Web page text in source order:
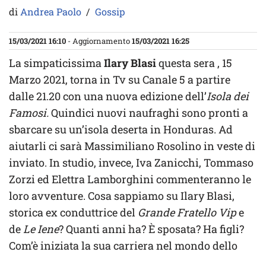
diAndrea Paolo Gossip
15/03/2021 16:10 - Aggiornamento15/03/2021 16:25
La simpaticissimaIlary Blasiquesta sera , 15
Marzo 2021, torna in Tv su Canale 5 a partire
dalle 21.20 con una nuova edizione dell’Isola dei
Famosi.Quindici nuovi naufraghi sono pronti a
sbarcare su un’isola deserta in Honduras. Ad
aiutarli ci sarà Massimiliano Rosolino in veste di
inviato. In studio, invece, Iva Zanicchi, Tommaso
Zorzi ed Elettra Lamborghini commenteranno le
loro avventure. Cosa sappiamo su Ilary Blasi,
storica ex conduttrice del Grande Fratello Vipe
deLe Iene? Quanti anni ha? È sposata? Ha figli?
Com’è iniziata la sua carriera nel mondo dello